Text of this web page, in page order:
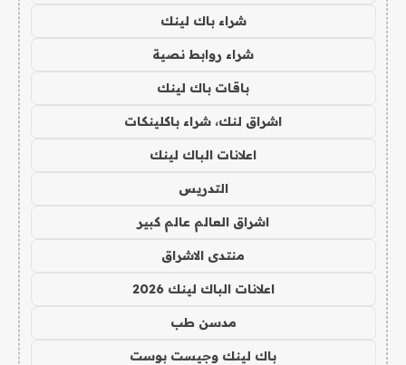
شراء باك لينك
شراء روابط نصية
باقات باك لينك
اشراق لنك، شراء باكلينكات
اعلانات الباك لينك
التدريس
اشراق العالم عالم كبير
منتدى الاشراق
اعلانات الباك لينك 2026
مدسن طب
باك لينك وجيست بوست